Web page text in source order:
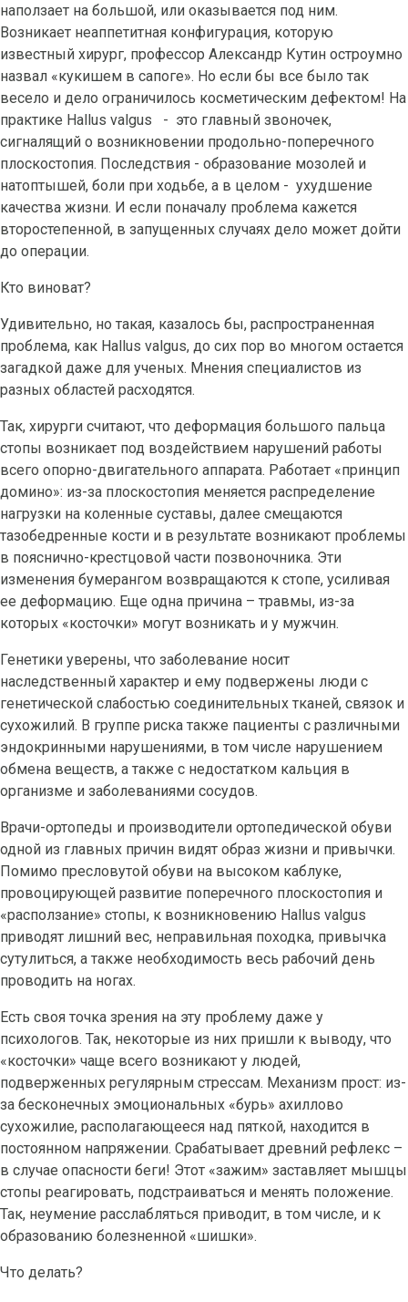
наползает на большой, или оказывается под ним.
Возникает неаппетитная конфигурация, которую
известный хирург, профессор Александр Кутин остроумно
назвал «кукишем в сапоге». Но если бы все было так
весело и дело ограничилось косметическим дефектом! На
практике Hallus valgus - это главный звоночек,
сигналящий о возникновении продольно-поперечного
плоскостопия. Последствия - образование мозолей и
натоптышей, боли при ходьбе, а в целом - ухудшение
качества жизни. И если поначалу проблема кажется
второстепенной, в запущенных случаях дело может дойти
до операции.
Кто виноват?
Удивительно, но такая, казалось бы, распространенная
проблема, как Hallus valgus, до сих пор во многом остается
загадкой даже для ученых. Мнения специалистов из
разных областей расходятся.
Так, хирурги считают, что деформация большого пальца
стопы возникает под воздействием нарушений работы
всего опорно-двигательного аппарата. Работает «принцип
домино»: из-за плоскостопия меняется распределение
нагрузки на коленные суставы, далее смещаются
тазобедренные кости и в результате возникают проблемы
в пояснично-крестцовой части позвоночника. Эти
изменения бумерангом возвращаются к стопе, усиливая
ее деформацию. Еще одна причина – травмы, из-за
которых «косточки» могут возникать и у мужчин.
Генетики уверены, что заболевание носит
наследственный характер и ему подвержены люди с
генетической слабостью соединительных тканей, связок и
сухожилий. В группе риска также пациенты с различными
эндокринными нарушениями, в том числе нарушением
обмена веществ, а также с недостатком кальция в
организме и заболеваниями сосудов.
Врачи-ортопеды и производители ортопедической обуви
одной из главных причин видят образ жизни и привычки.
Помимо пресловутой обуви на высоком каблуке,
провоцирующей развитие поперечного плоскостопия и
«расползание» стопы, к возникновению Hallus valgus
приводят лишний вес, неправильная походка, привычка
сутулиться, а также необходимость весь рабочий день
проводить на ногах.
Есть своя точка зрения на эту проблему даже у
психологов. Так, некоторые из них пришли к выводу, что
«косточки» чаще всего возникают у людей,
подверженных регулярным стрессам. Механизм прост: из-
за бесконечных эмоциональных «бурь» ахиллово
сухожилие, располагающееся над пяткой, находится в
постоянном напряжении. Срабатывает древний рефлекс –
в случае опасности беги! Этот «зажим» заставляет мышцы
стопы реагировать, подстраиваться и менять положение.
Так, неумение расслабляться приводит, в том числе, и к
образованию болезненной «шишки».
Что делать?